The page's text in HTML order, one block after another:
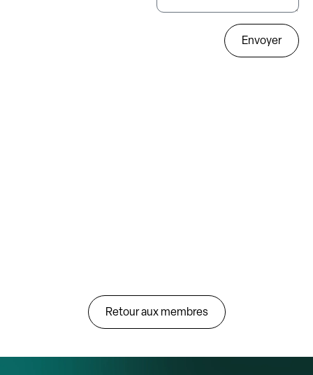
Envoyer
Retour aux membres